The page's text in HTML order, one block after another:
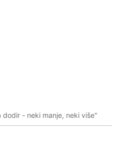
dodir - neki manje, neki više"